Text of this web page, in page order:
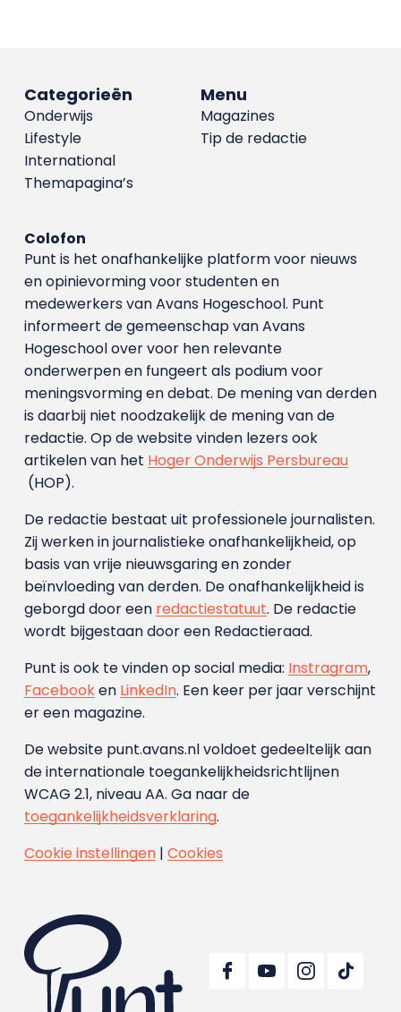
Menu
Magazines
Tip de redactie
Categorieën
Onderwijs
Lifestyle
International
Themapagina’s
Colofon
Punt is het onafhankelijke platform voor nieuws
en opinievorming voor studenten en
medewerkers van Avans Hoge­school. Punt
informeert de gemeenschap van Avans
Hogeschool over voor hen relevante
onderwerpen en fungeert als podium voor
meningsvorming en debat. De mening van derden
is daarbij niet noodzakelijk de mening van de
redactie. Op de website vinden lezers ook
artikelen van het Hoger Onderwijs Persbureau
(HOP).
De redactie bestaat uit professionele journalisten.
Zij werken in journalistieke onafhankelijkheid, op
basis van vrije nieuwsgaring en zonder
beïnvloeding van derden. De onafhankelijkheid is
geborgd door een redactiestatuut. De redactie
wordt bijgestaan door een Redactieraad.
Punt is ook te vinden op social media: Instragram,
Facebooken LinkedIn. Een keer per jaar verschijnt
er een magazine.
De website punt.avans.nl voldoet gedeeltelijk aan
de internationale toegankelijkheidsrichtlijnen
WCAG 2.1, niveau AA. Ga naar de
toegankelijkheidsverklaring.
Cookie instellingen| Cookies